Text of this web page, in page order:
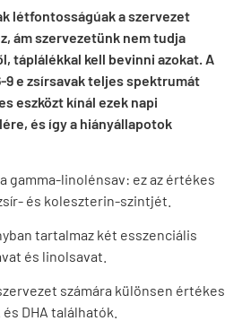
létfontosságúak a szervezet
ám szervezetünk nem tudja
táplálékkal kell bevinni azokat. A
9 e zsírsavak teljes spektrumát
eszközt kínál ezek napi
és így a hiányállapotok
gamma-linolénsav: ez az értékes
és koleszterin-szintjét.
tartalmaz két esszenciális
és linolsavat.
számára különsen értékes
DHA találhatók.